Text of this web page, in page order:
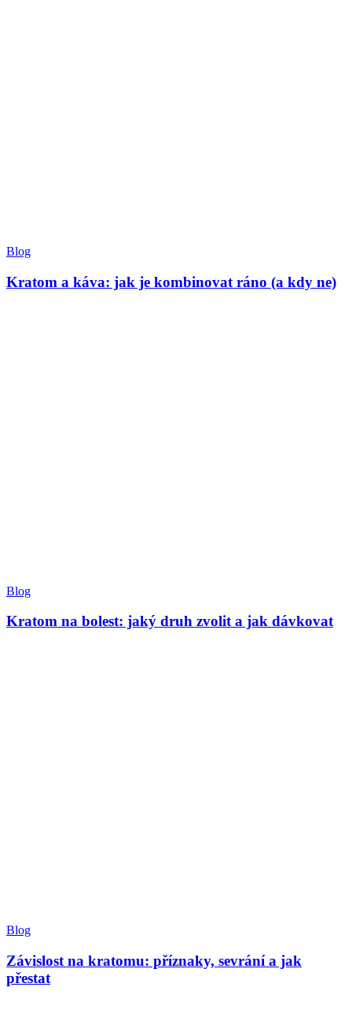
Blog
Kratom a káva: jak je kombinovat ráno (a kdy ne)
Blog
Kratom na bolest: jaký druh zvolit a jak dávkovat
Blog
Závislost na kratomu: příznaky, sevrání a jak
přestat